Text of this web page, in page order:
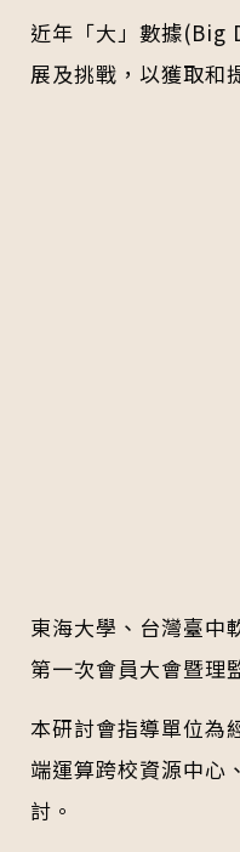
近年「大」數據(Big
展及挑戰，以獲取和
東海大學、台灣臺中
第一次會員大會暨理
本研討會指導單位為
端運算跨校資源中心
討。